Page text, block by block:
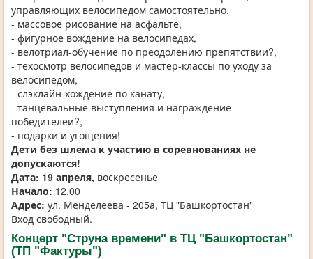
управляющих велосипедом самостоятельно,
- массовое рисование на асфальте,
- фигурное вождение на велосипедах,
- велотриал-обучение по преодолению препятствии?,
- техосмотр велосипедов и мастер-классы по уходу за
велосипедом,
- слэклайн-хождение по канату,
- танцевальные выступления и награждение
победителеи?,
- подарки и угощения!
Дети без шлема к участию в соревнованиях не
допускаются!
Дата: 19 апреля, воскресенье
Начало: 12.00
Адрес: ул. Менделеева - 205а, ТЦ "Башкортостан"
Вход свободный.
Концерт "Струна времени" в ТЦ "Башкортостан"
(ТП "Фактуры")